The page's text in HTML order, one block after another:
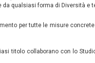
qualsiasi forma di Diversità e
per tutte le misure
titolo collaborano con lo